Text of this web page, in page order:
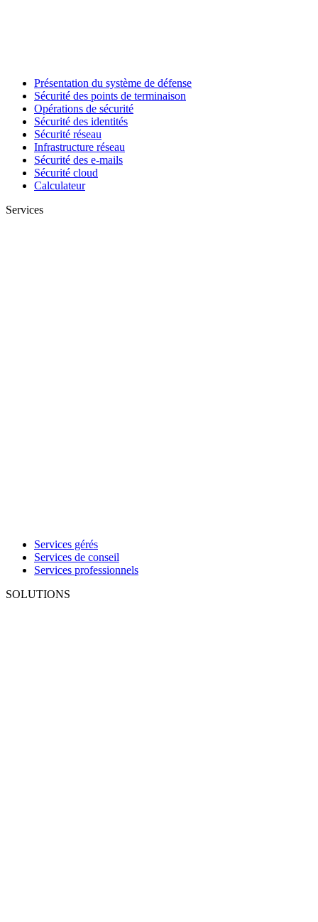
Présentation du système de défense
Sécurité des points de terminaison
Opérations de sécurité
Sécurité des identités
Sécurité réseau
Infrastructure réseau
Sécurité des e-mails
Sécurité cloud
Calculateur
Services
Services gérés
Services de conseil
Services professionnels
SOLUTIONS